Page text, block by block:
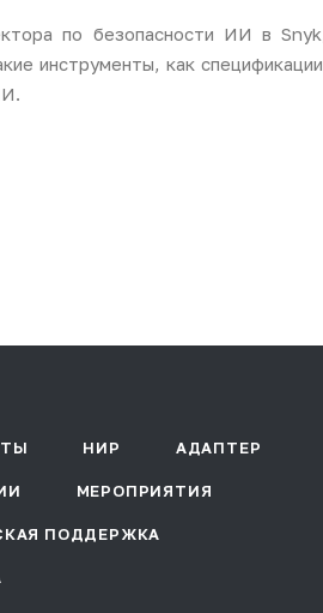
по безопасности ИИ в
инструменты, как
НИР АДАПТЕР
МЕРОПРИЯТИЯ
ПОДДЕРЖКА